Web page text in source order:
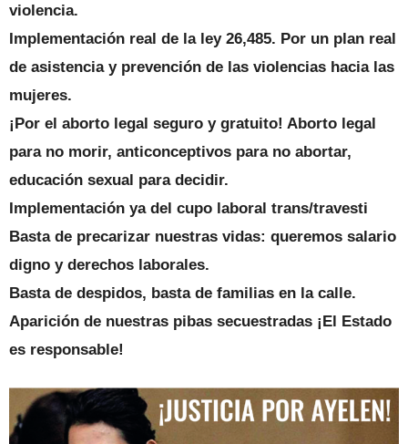
violencia.
Implementación real de la ley 26,485. Por un plan real
de asistencia y prevención de las violencias hacia las
mujeres.
¡Por el aborto legal seguro y gratuito! Aborto legal
para no morir, anticonceptivos para no abortar,
educación sexual para decidir.
Implementación ya del cupo laboral trans/travesti
Basta de precarizar nuestras vidas: queremos salario
digno y derechos laborales.
Basta de despidos, basta de familias en la calle.
Aparición de nuestras pibas secuestradas ¡El Estado
es responsable!